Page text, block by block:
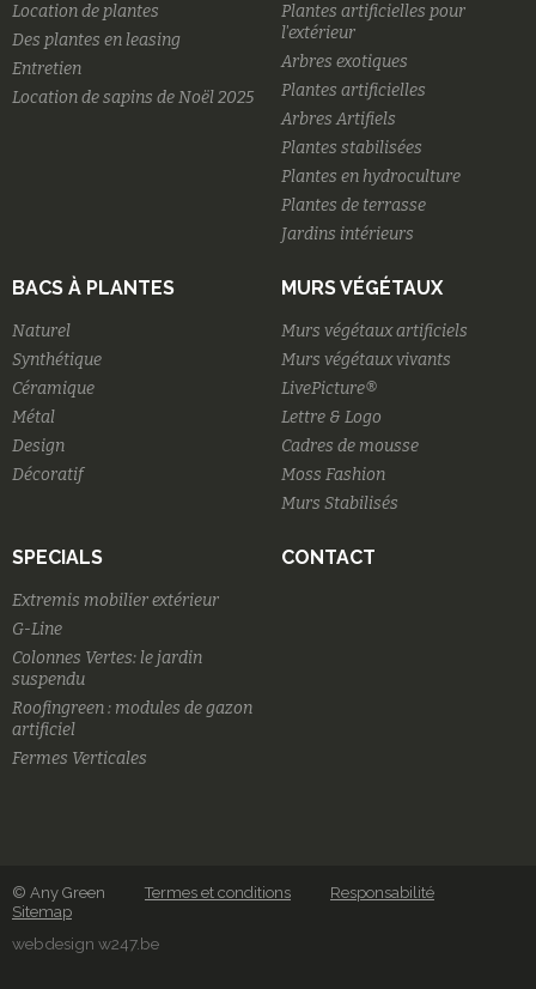
Location de plantes
Des plantes en leasing
Entretien
Location de sapins de Noël 2025
Plantes artificielles pour
l'extérieur
Arbres exotiques
Plantes artificielles
Arbres Artifiels
Plantes stabilisées
Plantes en hydroculture
Plantes de terrasse
Jardins intérieurs
BACS À PLANTES
Naturel
Synthétique
Céramique
Métal
Design
Décoratif
MURS VÉGÉTAUX
Murs végétaux artificiels
Murs végétaux vivants
LivePicture®
Lettre & Logo
Cadres de mousse
Moss Fashion
Murs Stabilisés
SPECIALS
Extremis mobilier extérieur
G-Line
Colonnes Vertes: le jardin
suspendu
Roofingreen : modules de gazon
artificiel
Fermes Verticales
CONTACT
© Any Green Termes et conditions
Responsabilité
Sitemap
webdesign w247.be